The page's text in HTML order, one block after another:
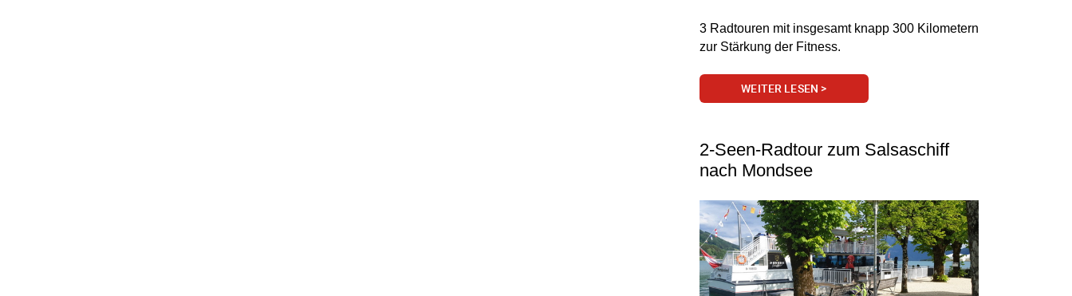
3 Radtouren mit insgesamt knapp 300 Kilometern
zur Stärkung der Fitness.
WEITER LESEN >
2-Seen-Radtour zum Salsaschiff
nach Mondsee